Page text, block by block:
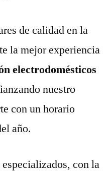
de calidad en la
la mejor experiencia
electrodomésticos
nuestro
con un horario
año.
con la